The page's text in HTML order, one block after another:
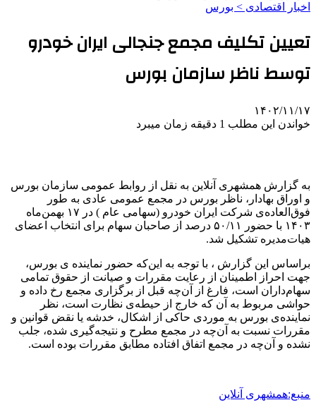
اخبار اقتصادی > بورس
تعیین تکلیف مجمع جنجالی ایران خودرو
توسط ناظر سازمان بورس
۱۴۰۲/۱۱/۱۷
خواندن این مطلب 1 دقیقه زمان میبرد
به گزارش همشهری آنلاین به نقل از روابط عمومی سازمان بورس
و اوراق بهادار، ناظر بورس در مجمع عمومی عادی به طور
فوق‌العاده‌ی شرکت ایران خودرو (سهامی عام ) در ۱۷ بهمن‌ماه
۱۴۰۳ با حضور ۵۰/۱۱ درصد از صاحبان سهام برای انتخاب اعضای
هیات‌مدیره تشکیل شد.
براساس این گزارش ، با توجه به این‌که حضور نماینده ی بورس،
جهت احراز اطمینان از رعایت مقررات و صیانت از حقوق تمامی
سهام‌داران است، فارغ از آن‌چه قبل از برگزاری مجمع رخ داده و
حواشی مربوط به آن که خارج از حیطه‌ی نظارت است، نظر
نماینده‌ی بورس به موردی حاکی از اشکال، خدشه یا نقض قوانین و
مقررات نسبت به آن‌چه در مجمع مطرح و نتیجه‌گیری شده، جلب
نشده و آن‌چه در مجمع اتفاق افتاده مطابق مقررات بوده است.
منبع:همشهری آنلاین